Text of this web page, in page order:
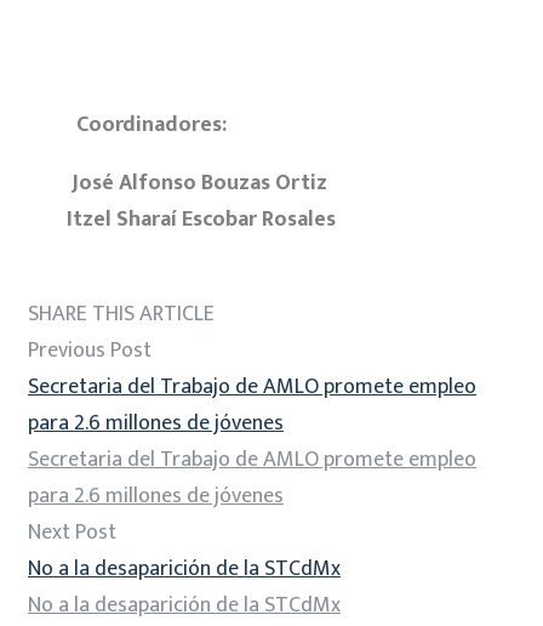
Coordinadores:
José Alfonso Bouzas Ortiz
Itzel Sharaí Escobar Rosales
SHARE THIS ARTICLE
Previous Post
Secretaria del Trabajo de AMLO promete empleo
para 2.6 millones de jóvenes
Secretaria del Trabajo de AMLO promete empleo
para 2.6 millones de jóvenes
Next Post
No a la desaparición de la STCdMx
No a la desaparición de la STCdMx